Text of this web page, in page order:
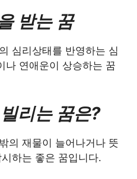
받는 꿈
심리상태를 반영하는 심
나 연애운이 상승하는 꿈
리는 꿈은?
의 재물이 늘어나거나 뜻
하는 좋은 꿈입니다.